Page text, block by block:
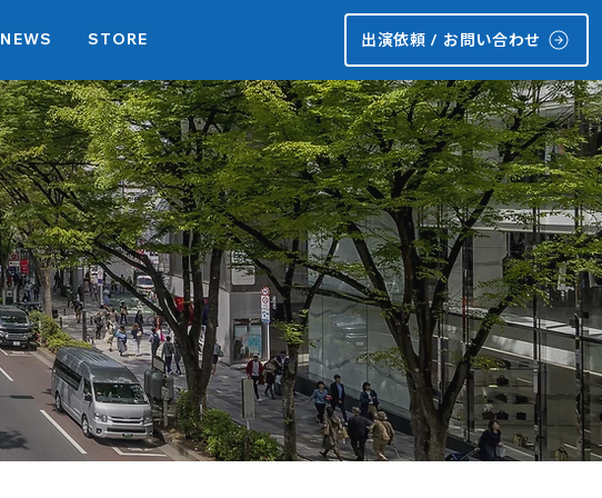
NEWS STORE 出演依頼 / お問い合わせ